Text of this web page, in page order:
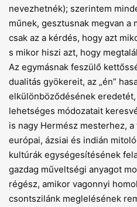
nevezhetnék); szerintem
műnek, gesztusnak megvan a
csak az a kérdés, hogy azt
s mikor hiszi azt, hogy
Az egymásnak feszülő
dualitás gyökereit, az „én”
elkülönböződésének
lehetséges módozatait
is nagy Hermész mesterhez,
európai, ázsiai és indián
kultúrák egységesítésének
gazdag műveltségi anyagot
régész, amikor vagonnyi
csontszilánk meglelésének